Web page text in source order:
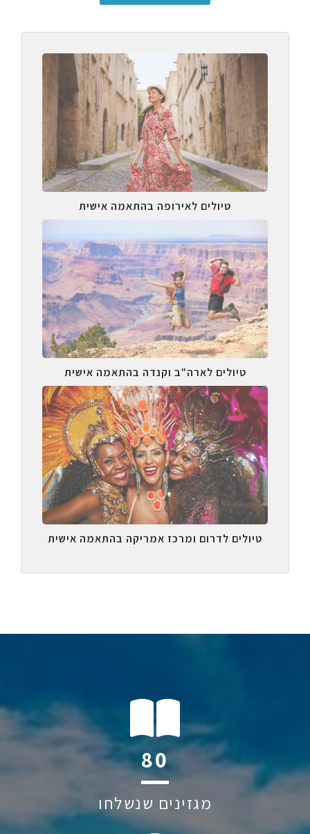
טיולים לאירופה בהתאמה אישית
טיולים לארה"ב וקנדה בהתאמה אישית
טיולים לדרום ומרכז אמריקה בהתאמה אישית
111
מגזינים שנשלחו